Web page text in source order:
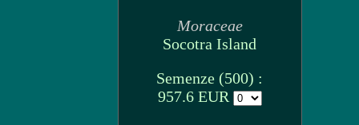
Moraceae
Socotra Island
Semenze (500) :
957.6 EUR